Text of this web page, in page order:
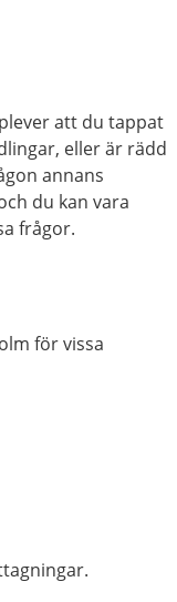
att du tappat
eller är rädd
annans
du kan vara
frågor.
för vissa